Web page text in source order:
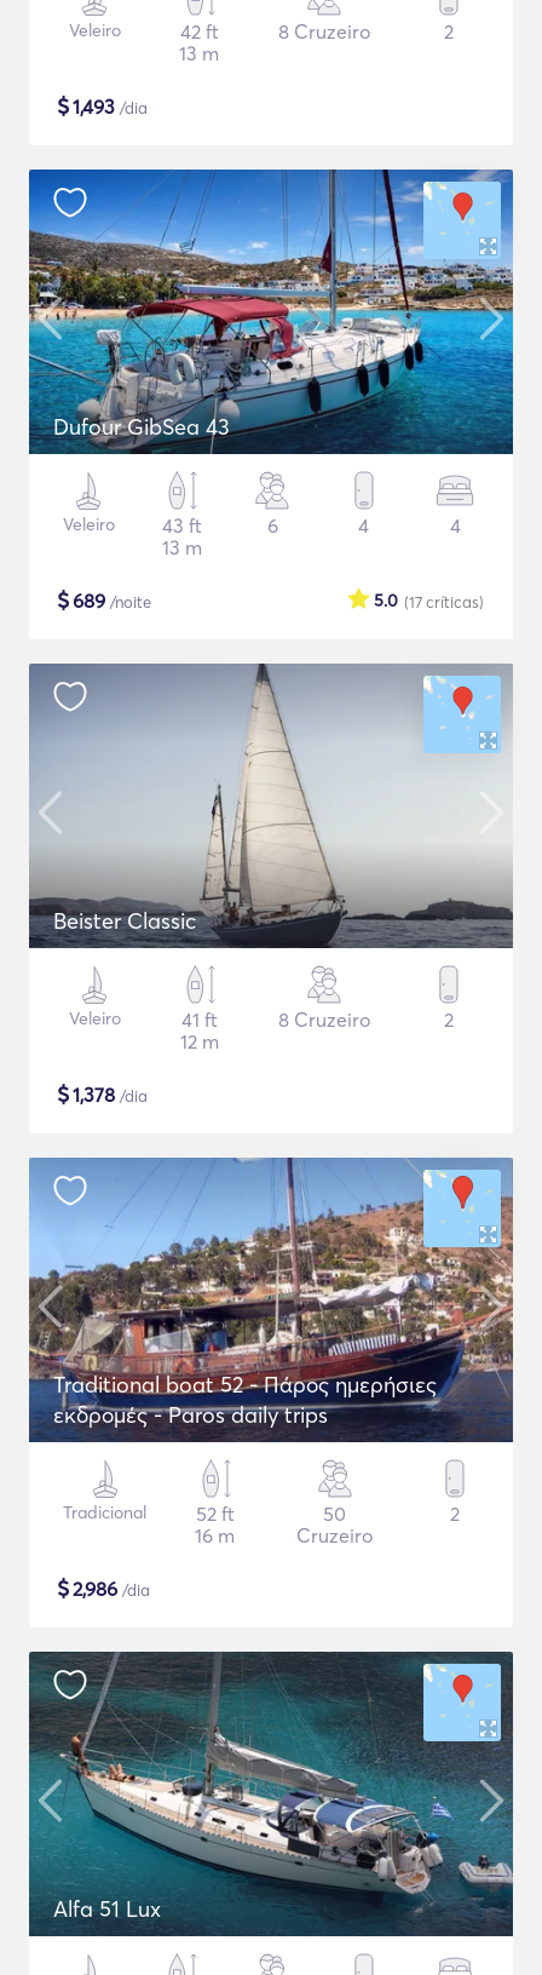
Veleiro
42 ft
13 m
8 Cruzeiro 2
$1,493 /dia
Dufour GibSea 43
Veleiro
43 ft
13 m
6 4 4
$689 /noite (17críticas)
5.0
Beister Classic
Veleiro
41 ft
12 m
8 Cruzeiro 2
$1,378 /dia
Traditional boat 52 - Πάρος ημερήσιες
εκδρομές - Paros daily trips
Tradicional
52 ft
16 m
50
Cruzeiro
2
$2,986 /dia
Alfa 51 Lux